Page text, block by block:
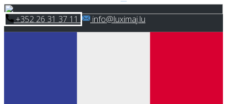
Skip
to
content
​+352 26 31 37 11 ​info@luximaj.lu